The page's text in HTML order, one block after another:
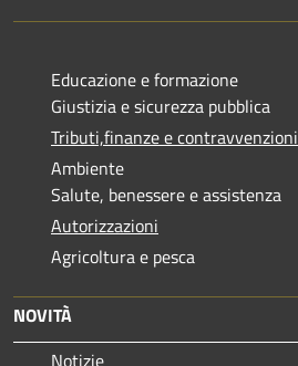
Educazione e formazione
Giustizia e sicurezza pubblica
Tributi,finanze e contravvenzioni
Ambiente
Salute, benessere e assistenza
Autorizzazioni
Agricoltura e pesca
NOVITÀ
Notizie